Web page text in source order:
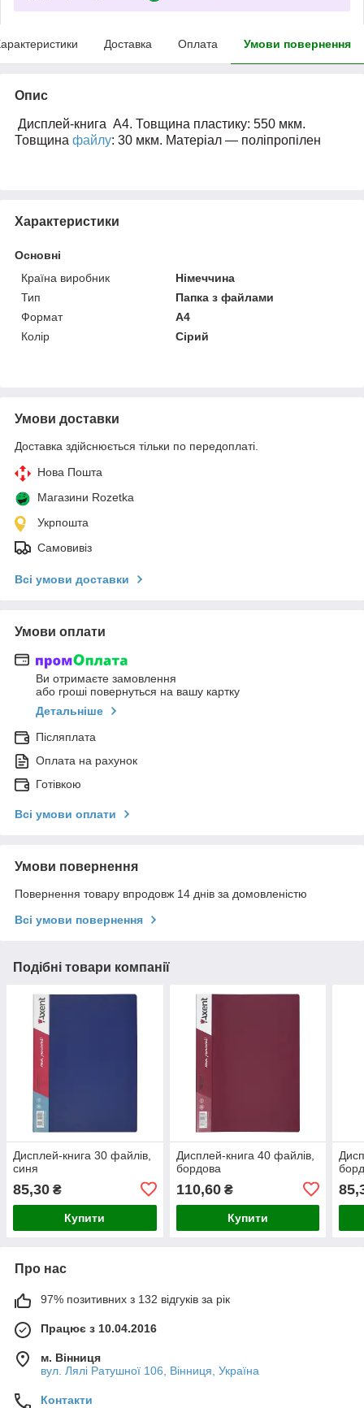
Доставка Оплата Умови повернення
Опис
Дисплей-книга А4. Товщина пластику: 550 мкм.
Товщина файлу: 30 мкм. Матеріал — поліпропілен
Характеристики
Основні
Країна виробник
Німеччина
Тип
Папка з файлами
Формат
A4
Колір
Сірий
Умови доставки
Доставка здійснюється тільки по передоплаті.
Нова Пошта
Магазини Rozetka
Укрпошта
Самовивіз
Всі умови доставки
Умови оплати
Ви отримаєте замовлення
або гроші повернуться на вашу картку
Детальніше
Післяплата
Оплата на рахунок
Готівкою
Всі умови оплати
Умови повернення
Повернення товару впродовж 14 днів за домовленістю
Всі умови повернення
Подібні товари компанії
Дисплей-книга 30 файлів,
синя
85,30 ₴
Купити
Дисплей-книга 40 файлів,
бордова
110,60₴
Купити
Про нас
97% позитивних з 132 відгуків за рік
Працює з 10.04.2016
м. Вінниця
вул. Лялі Ратушної 106, Вінниця, Україна
Контакти